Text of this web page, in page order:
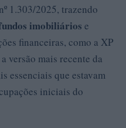
1.303/2025, trazendo
imobiliários e
financeiras, como a XP
versão mais recente da
essenciais que estavam
iniciais do